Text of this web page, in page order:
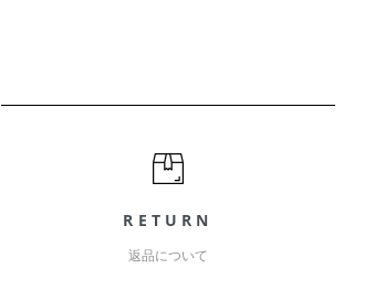
RETURN
返品について